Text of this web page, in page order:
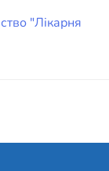
Святого